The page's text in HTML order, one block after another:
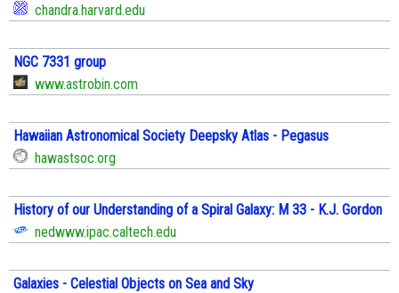
chandra.harvard.edu
NGC 7331 group
www.astrobin.com
Hawaiian Astronomical Society Deepsky Atlas - Pegasus
hawastsoc.org
History of our Understanding of a Spiral Galaxy: M 33 - K.J. Gordon
nedwww.ipac.caltech.edu
Galaxies - Celestial Objects on Sea and Sky